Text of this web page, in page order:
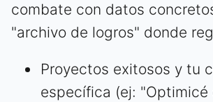
combate con datos
"archivo de logros" donde
Proyectos exitosos y tu
específica (ej: "Optimicé